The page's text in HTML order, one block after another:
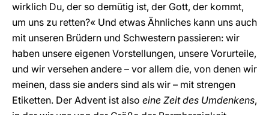
wirklich Du, der so demütig ist, der Gott, der kommt,
um uns zu retten?« Und etwas Ähnliches kann uns auch
mit unseren Brüdern und Schwestern passieren: wir
haben unsere eigenen Vorstellungen, unsere Vorurteile,
und wir versehen andere – vor allem die, von denen wir
meinen, dass sie anders sind als wir – mit strengen
Etiketten. Der Advent ist also eine Zeit des Umdenkens,